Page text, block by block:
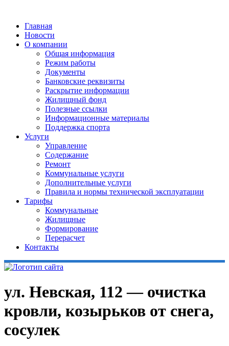
Главная
Новости
О компании
Общая информация
Режим работы
Документы
Банковские реквизиты
Раскрытие информации
Жилищный фонд
Полезные ссылки
Информационные материалы
Поддержка спорта
Услуги
Управление
Содержание
Ремонт
Коммунальные услуги
Дополнительные услуги
Правила и нормы технической эксплуатации
Тарифы
Коммунальные
Жилищные
Формирование
Перерасчет
Контакты
ул. Невская, 112 — очистка
кровли, козырьков от снега,
сосулек